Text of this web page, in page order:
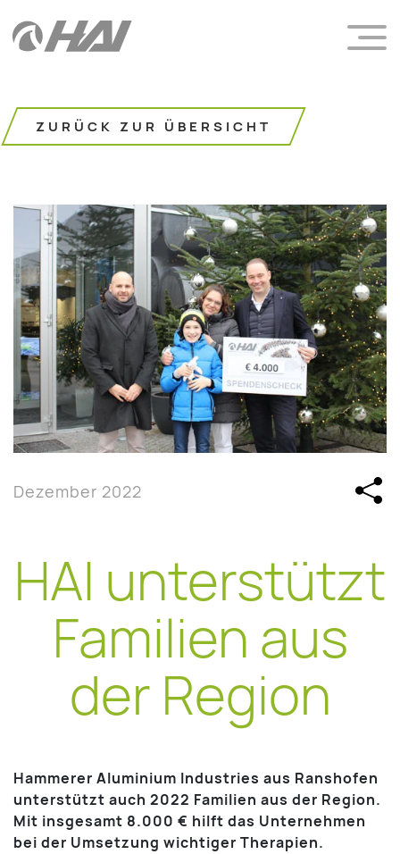
ZURÜCK ZUR ÜBERSICHT
Dezember 2022
HAI unterstützt
Familien aus
der Region
Hammerer Aluminium Industries aus Ranshofen
unterstützt auch 2022 Familien aus der Region.
Mit insgesamt 8.000 € hilft das Unternehmen
bei der Umsetzung wichtiger Therapien.